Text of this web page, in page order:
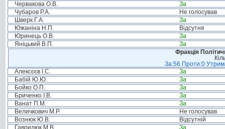
Червакова О.В.
За
Чубаров Р.А.
Не голосував
Шверк Г.А.
За
Южаніна Н.П.
Відсутня
Юринець О.В.
За
Яніцький В.П.
За
Фракція
За:56 Проти:0
Алексєєв І.С.
За
Бабій Ю.Ю.
За
Бойко О.П.
За
Бриченко І.В.
За
Ванат П.М.
За
Величкович М.Р.
Не голосував
Вознюк Ю.В.
Відсутній
Гаврилюк М.В.
За